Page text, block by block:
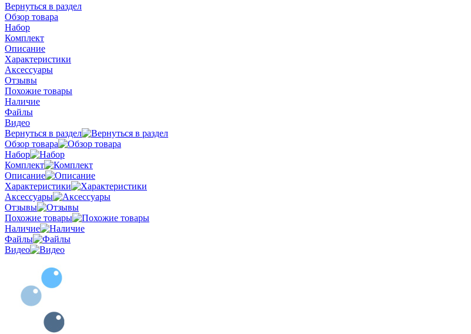
Вернуться в раздел
Обзор товара
Набор
Комплект
Описание
Характеристики
Аксессуары
Отзывы
Похожие товары
Наличие
Файлы
Видео
Вернуться в раздел
Обзор товара
Набор
Комплект
Описание
Характеристики
Аксессуары
Отзывы
Похожие товары
Наличие
Файлы
Видео